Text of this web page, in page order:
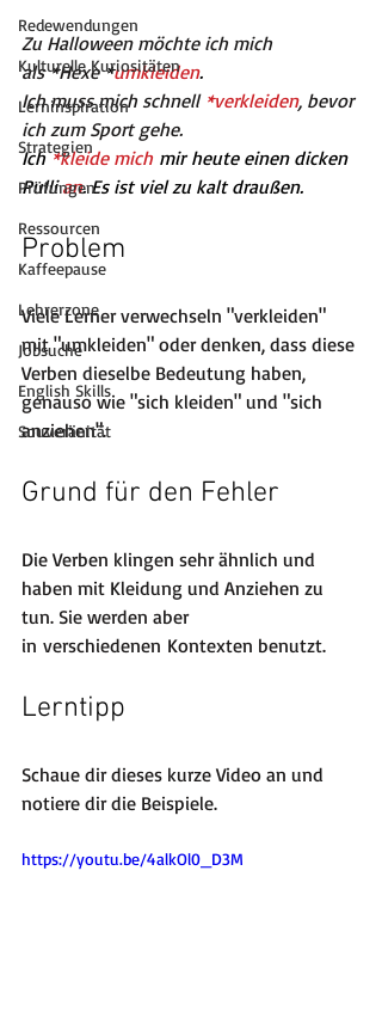
Redewendungen
Kulturelle Kuriositäten
Lerninspiration
Strategien
Prüfungen
Ressourcen
Kaffeepause
Lehrerzone
Jobsuche
English Skills
Souveränität
Zu Halloween möchte ich mich
als *Hexe *umkleiden.
Ich muss mich schnell *verkleiden, bevor
ich zum Sport gehe.
Ich *kleide mich mir heute einen dicken
Pulli an. Es ist viel zu kalt draußen.
Problem
Viele Lerner verwechseln "verkleiden"
mit "umkleiden" oder denken, dass diese
Verben dieselbe Bedeutung haben,
genauso wie "sich kleiden" und "sich
anziehen".
Grund für den Fehler
Die Verben klingen sehr ähnlich und
haben mit Kleidung und Anziehen zu
tun. Sie werden aber
in verschiedenen Kontexten benutzt.
Lerntipp
Schaue dir dieses kurze Video an und
notiere dir die Beispiele.
https://youtu.be/4alkOl0_D3M